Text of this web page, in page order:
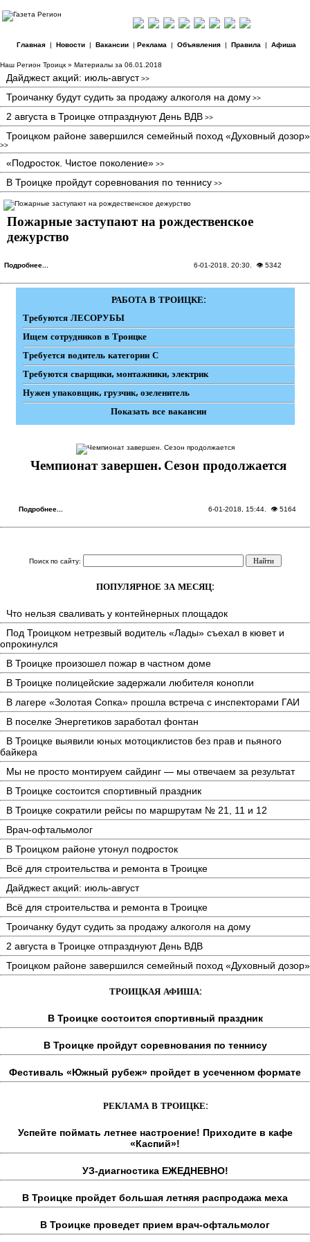
Главная| Новости| Вакансии| Реклама | Объявления| Правила | Афиша
Наш Регион Троицк » Материалы за 06.01.2018
Дайджест акций: июль-август>>
Троичанку будут судить за продажу алкоголя на дому >>
2 августа в Троицке отпразднуют День ВДВ >>
Троицком районе завершился семейный поход «Духовный дозор»
>>
«Подросток. Чистое поколение» >>
В Троицке пройдут соревнования по теннису >>
Пожарные заступают на рождественское
дежурство
Подробнее... 6-01-2018, 20:30 . 👁 5342
РАБОТА В ТРОИЦКЕ:
Требуются ЛЕСОРУБЫ
Ищем сотрудников в Троицке
Требуется водитель категории С
Требуются сварщики, монтажники, электрик
Нужен упаковщик, грузчик, озеленитель
Показать все вакансии
Чемпионат завершен. Сезон продолжается
Подробнее... 6-01-2018, 15:44. 👁 5164
Поиск по сайту:
ПОПУЛЯРНОЕ ЗА МЕСЯЦ:
Что нельзя сваливать у контейнерных площадок
Под Троицком нетрезвый водитель «Лады» съехал в кювет и
опрокинулся
В Троицке произошел пожар в частном доме
В Троицке полицейские задержали любителя конопли
В лагере «Золотая Сопка» прошла встреча с инспекторами ГАИ
В поселке Энергетиков заработал фонтан
В Троицке выявили юных мотоциклистов без прав и пьяного
байкера
Мы не просто монтируем сайдинг — мы отвечаем за результат
В Троицке состоится спортивный праздник
В Троицке сократили рейсы по маршрутам № 21, 11 и 12
Врач-офтальмолог
В Троицком районе утонул подросток
Всё для строительства и ремонта в Троицке
Дайджест акций: июль-август
Всё для строительства и ремонта в Троицке
Троичанку будут судить за продажу алкоголя на дому
2 августа в Троицке отпразднуют День ВДВ
Троицком районе завершился семейный поход «Духовный дозор»
ТРОИЦКАЯ АФИША:
В Троицке состоится спортивный праздник
В Троицке пройдут соревнования по теннису
Фестиваль «Южный рубеж» пройдет в усеченном формате
РЕКЛАМА В ТРОИЦКЕ:
Успейте поймать летнее настроение! Приходите в кафе
«Каспий»!
УЗ-диагностика ЕЖЕДНЕВНО!
В Троицке пройдет большая летняя распродажа меха
В Троицке проведет прием врач-офтальмолог